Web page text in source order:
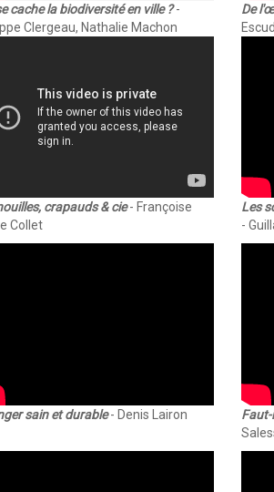
cache la biodiversité en ville ?-
Clergeau, Nathalie Machon
De
crapauds & cie- Françoise
Collet
Les
-
sain et durable- Denis Lairon Faut-